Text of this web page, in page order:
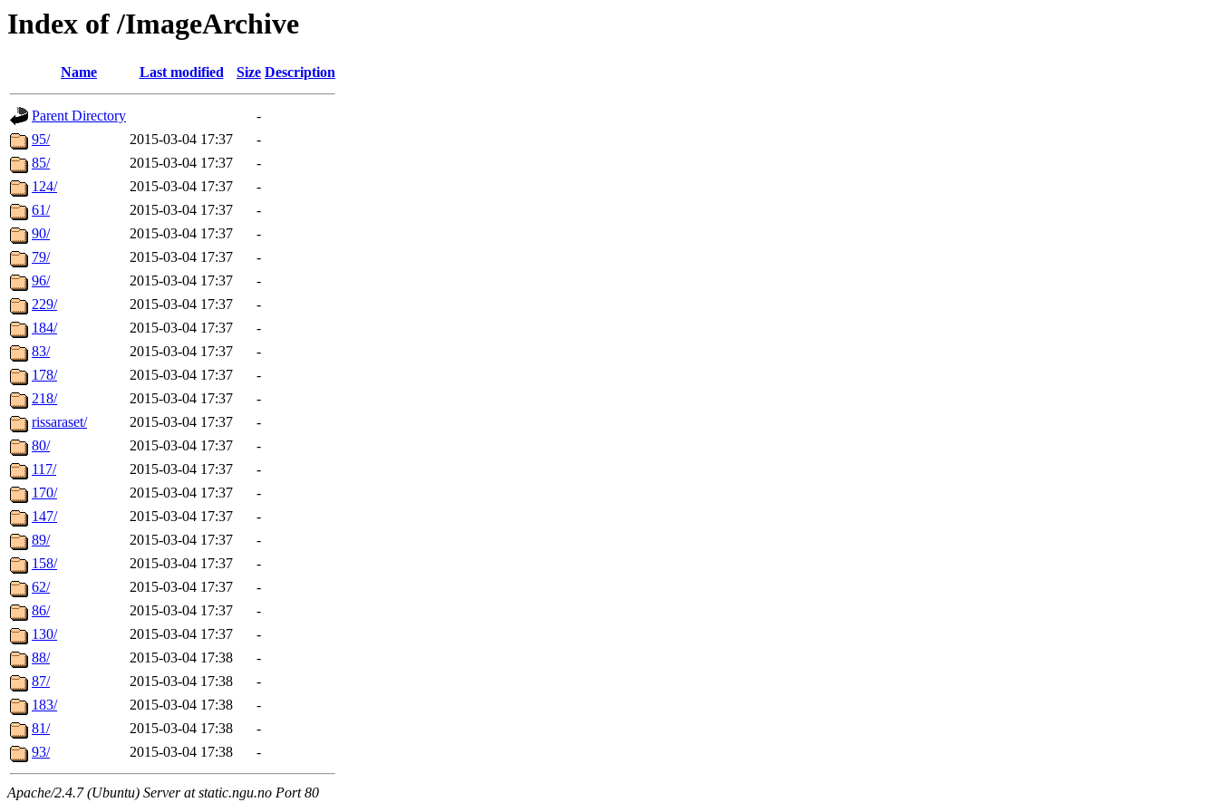
Index of /ImageArchive
Name Last modified Size Description
Parent Directory
-
95/
2015-03-04 17:37
-
85/
2015-03-04 17:37
-
124/
2015-03-04 17:37
-
61/
2015-03-04 17:37
-
90/
2015-03-04 17:37
-
79/
2015-03-04 17:37
-
96/
2015-03-04 17:37
-
229/
2015-03-04 17:37
-
184/
2015-03-04 17:37
-
83/
2015-03-04 17:37
-
178/
2015-03-04 17:37
-
218/
2015-03-04 17:37
-
rissaraset/
2015-03-04 17:37
-
80/
2015-03-04 17:37
-
117/
2015-03-04 17:37
-
170/
2015-03-04 17:37
-
147/
2015-03-04 17:37
-
89/
2015-03-04 17:37
-
158/
2015-03-04 17:37
-
62/
2015-03-04 17:37
-
86/
2015-03-04 17:37
-
130/
2015-03-04 17:37
-
88/
2015-03-04 17:38
-
87/
2015-03-04 17:38
-
183/
2015-03-04 17:38
-
81/
2015-03-04 17:38
-
93/
2015-03-04 17:38 -
Apache/2.4.7 (Ubuntu) Server at static.ngu.no Port 80